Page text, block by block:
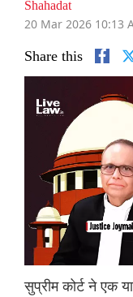
Shahadat
20 Mar 2026 10:13
Share this
सुप्रीम कोर्ट ने एक